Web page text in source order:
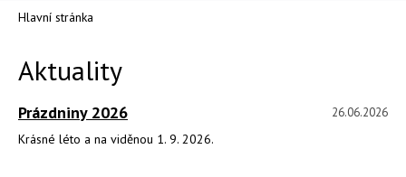
Hlavní stránka
Aktuality
Prázdniny 2026 26.06.2026
Krásné léto a na viděnou 1. 9. 2026.